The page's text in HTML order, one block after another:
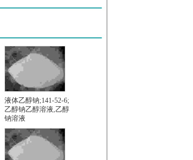
液体乙醇钠;141-52-6;
乙醇钠乙醇溶液,乙醇
钠溶液